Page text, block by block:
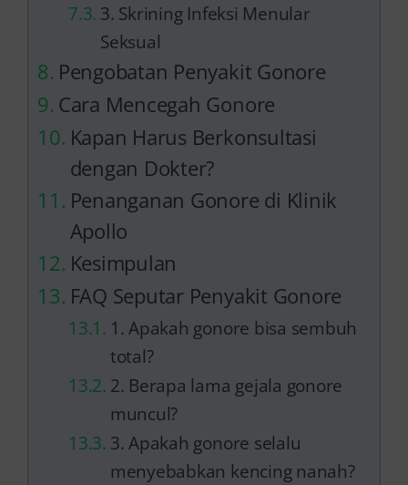
3. Skrining Infeksi Menular
Seksual
Pengobatan Penyakit Gonore
Cara Mencegah Gonore
Kapan Harus Berkonsultasi
dengan Dokter?
Penanganan Gonore di Klinik
Apollo
Kesimpulan
FAQ Seputar Penyakit Gonore
1. Apakah gonore bisa sembuh
total?
2. Berapa lama gejala gonore
muncul?
3. Apakah gonore selalu
menyebabkan kencing nanah?